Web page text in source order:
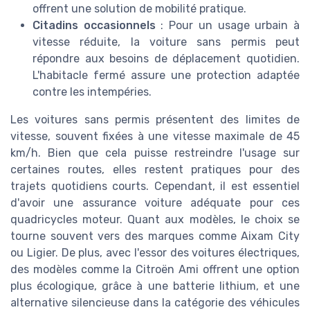
offrent une solution de mobilité pratique.
Citadins occasionnels : Pour un usage urbain à
vitesse réduite, la voiture sans permis peut
répondre aux besoins de déplacement quotidien.
L'habitacle fermé assure une protection adaptée
contre les intempéries.
Les voitures sans permis présentent des limites de
vitesse, souvent fixées à une vitesse maximale de 45
km/h. Bien que cela puisse restreindre l'usage sur
certaines routes, elles restent pratiques pour des
trajets quotidiens courts. Cependant, il est essentiel
d'avoir une assurance voiture adéquate pour ces
quadricycles moteur. Quant aux modèles, le choix se
tourne souvent vers des marques comme Aixam City
ou Ligier. De plus, avec l'essor des voitures électriques,
des modèles comme la Citroën Ami offrent une option
plus écologique, grâce à une batterie lithium, et une
alternative silencieuse dans la catégorie des véhicules